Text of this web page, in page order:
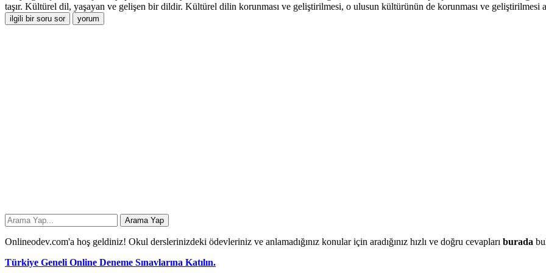
taşır. Kültürel dil, yaşayan ve gelişen bir dildir. Kültürel dilin korunması ve geliştirilmesi, o ulusun kültürünün de korunması ve geliştirilmesi
Onlineodev.com'a hoş geldiniz! Okul derslerinizdeki ödevleriniz ve anlamadığınız konular için aradığınız hızlı ve doğru cevapları burada
Türkiye Geneli Online Deneme Sınavlarına Katılın.